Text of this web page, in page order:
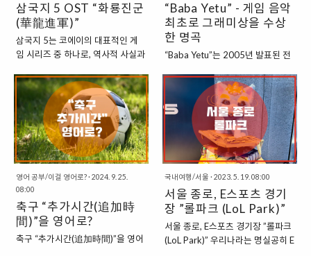
삼국지 5 OST “화룡진군
(華龍進軍)”
삼국지 5는 코에이의 대표적인 게
임 시리즈 중 하나로, 역사적 사실과
랜 시간 동안 많은 사랑을 받아왔다.
특히 이 게임은 시리즈의 초석이 되
었던 삼국지 3에서의 그래픽 향상
이후, 음악적 완성도가 두드러지게
발전한 작품으로 평가된다. 그 중 *
화룡진군(華龍進軍)*이라는 곡은
단순한 배경 음악을 넘어, 게임 내에
서 중요한 감정적 기폭제 역할을 하
며, 촉군의 테마곡으로서 깊은 인상
을 남겼다. “촉군의 역사를 담은, 그
이상의 음악” 화룡진군을 들을 때,
마치 한 편의 서사시가 펼쳐지는 듯
“Baba Yetu” - 게임 음악
최초로 그래미상을 수상
한 명곡
“Baba Yetu”는 2005년 발표된 전
로, 2011년 2월 23일 제53회 그래
미 시상식에서 게임 음악 최초로 그
래미상을 수상한 작품이다. 이 수상
은 게임 음악이 예술적인 가치와 감
동을 전달할 수 있다는 중요한 전환
점을 의미하며, 게임 음악이 클래식
음악과 영화 음악 등과 동등한 예술
장르로 인정받을 수 있다는 가능성
을 여는 역사적인 사건이었다. “아
프리카 부족 언어 스와힐리어로 쓰
인 가사로 신비감을 가미하
다” “Baba Yetu”는 크리스티안 뎀
영어 공부/이걸 영어로?· 2024. 9. 25.
08:00
축구 “추가시간(追加時
間)”을 영어로?
축구 “추가시간(追加時間)”을 영어
국내여행/서울 · 2023. 5. 19. 08:00
서울 종로, E스포츠 경기
장 ”롤파크 (LoL Park)”
서울 종로, E스포츠 경기장 ”롤파크
(LoL Park)” 우리나라는 명실공히 E